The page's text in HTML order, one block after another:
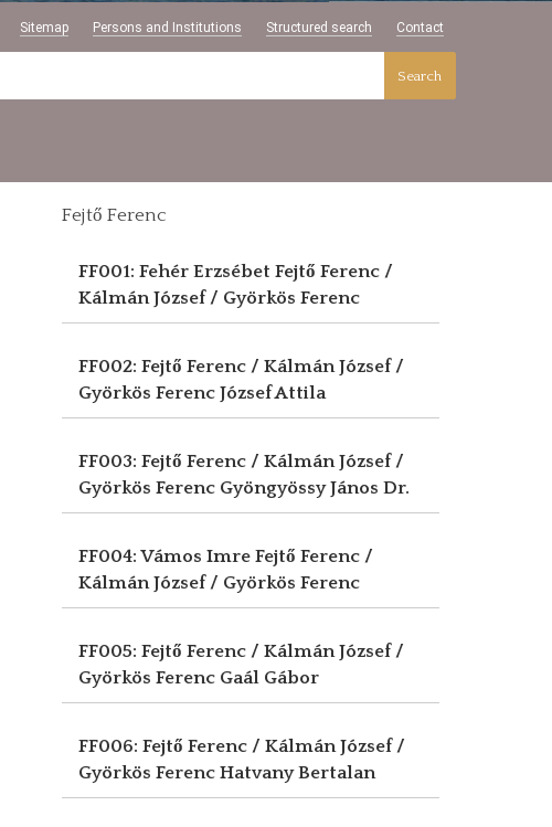
Sitemap Persons and Institutions Structured search Contact
Search
Fejtő Ferenc
FF001: Fehér Erzsébet Fejtő Ferenc /
Kálmán József / Györkös Ferenc
FF002: Fejtő Ferenc / Kálmán József /
Györkös Ferenc József Attila
FF003: Fejtő Ferenc / Kálmán József /
Györkös Ferenc Gyöngyössy János Dr.
FF004: Vámos Imre Fejtő Ferenc /
Kálmán József / Györkös Ferenc
FF005: Fejtő Ferenc / Kálmán József /
Györkös Ferenc Gaál Gábor
FF006: Fejtő Ferenc / Kálmán József /
Györkös Ferenc Hatvany Bertalan